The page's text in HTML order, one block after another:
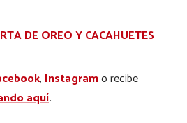
DE OREO Y CACAHUETES
,Instagramo recibe
aquí.